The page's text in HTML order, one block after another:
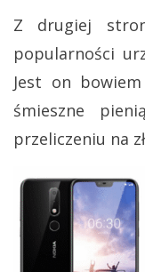
Z drugiej
popularności
Jest on
śmieszne
przeliczeniu na